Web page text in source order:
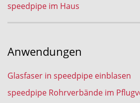
speedpipe im Haus
Anwendungen
Glasfaser in speedpipe einblasen
speedpipe Rohrverbände im